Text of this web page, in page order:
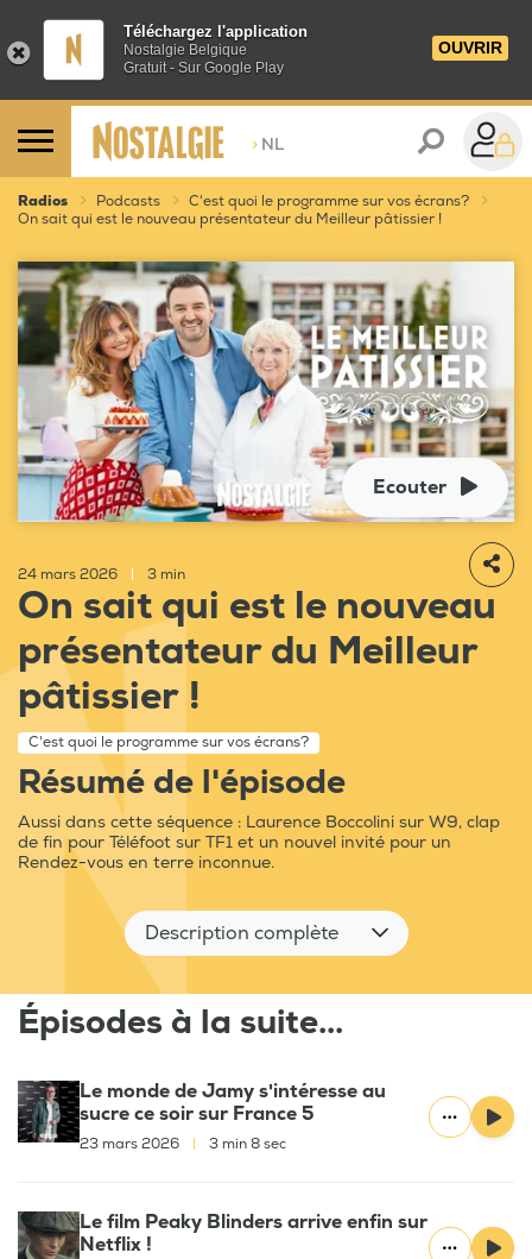
Téléchargez l'application
Nostalgie Belgique
Gratuit - Sur Google Play
OUVRIR
> NL
Radios Podcasts
C'est quoi le programme sur vos écrans?
On sait qui est le nouveau présentateur du Meilleur pâtissier !
Ecouter
24 mars 2026 3 min
On sait qui est le nouveau
présentateur du Meilleur
pâtissier !
C'est quoi le programme sur vos écrans?
Résumé de l'épisode
Aussi dans cette séquence : Laurence Boccolini sur W9, clap
de fin pour Téléfoot sur TF1 et un nouvel invité pour un
Rendez-vous en terre inconnue.
Description complète
Épisodes à la suite...
Le monde de Jamy s'intéresse au
sucre ce soir sur France 5
23 mars 2026 3 min 8 sec
Le film Peaky Blinders arrive enfin sur
Netflix !